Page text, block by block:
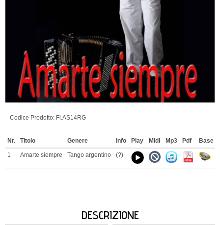
Codice Prodotto: Fi.AS14RG
Nr. Titolo Genere Info Play Midi Mp3 Pdf Base
1 Amarte siempre Tango argentino (?)
DESCRIZIONE